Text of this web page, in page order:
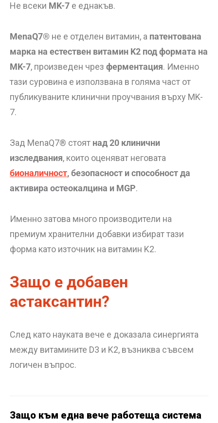
Не всеки MK-7 е еднакъв.
MenaQ7® не е отделен витамин, а патентована
марка на естествен витамин K2 под формата на
MK-7, произведен чрез ферментация. Именно
тази суровина е използвана в голяма част от
публикуваните клинични проучвания върху MK-
7.
Зад MenaQ7® стоят над 20 клинични
изследвания, които оценяват неговата
бионаличност, безопасност и способност да
активира остеокалцина и MGP.
Именно затова много производители на
премиум хранителни добавки избират тази
форма като източник на витамин K2.
Защо е добавен
астаксантин?
След като науката вече е доказала синергията
между витамините D3 и K2, възниква съвсем
логичен въпрос.
Защо към една вече работеща система